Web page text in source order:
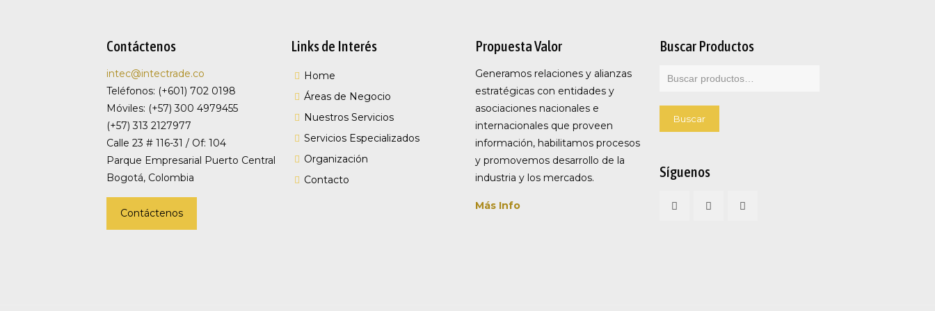
Contáctenos
intec@intectrade.co
Teléfonos: (+601) 702 0198
Móviles: (+57) 300 4979455
(+57) 313 2127977
Calle 23 # 116-31 / Of: 104
Parque Empresarial Puerto Central
Bogotá, Colombia
Contáctenos
Links de Interés
Home
Áreas de Negocio
Nuestros Servicios
Servicios Especializados
Organización
Contacto
Propuesta Valor
Generamos relaciones y alianzas
estratégicas con entidades y
asociaciones nacionales e
internacionales que proveen
información, habilitamos procesos
y promovemos desarrollo de la
industria y los mercados.
Más Info
Buscar Productos
Buscar
Buscar
Síguenos